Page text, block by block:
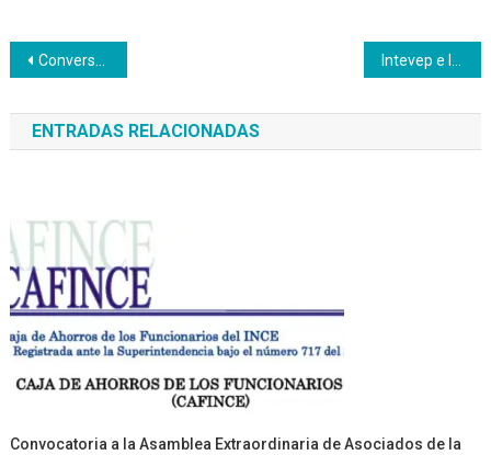
Navegación
de
entradas
Conversatorio sobre Defensa Integral de la Patria activa Cuerpo Combatiente del Inces
ENTRADAS RELACIONADAS
Convocatoria a la Asamblea Extraordinaria de Asociados de la